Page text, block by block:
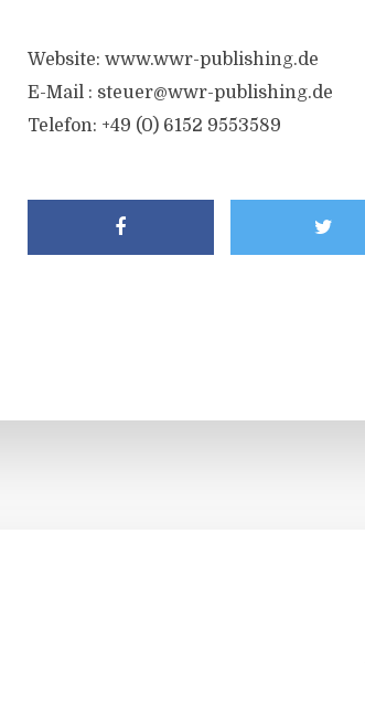
Website: www.wwr-publishing.de
E-Mail : steuer@wwr-publishing.de
Telefon: +49 (0) 6152 9553589